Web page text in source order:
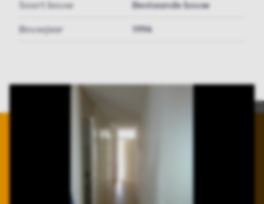
Soort bouw Bestaande bouw
Bouwjaar 1994